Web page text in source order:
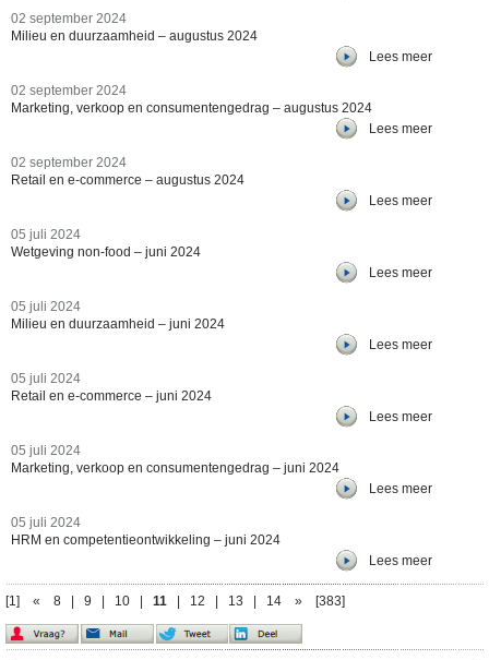
02 september 2024
Milieu en duurzaamheid – augustus 2024
Lees meer
02 september 2024
Marketing, verkoop en consumentengedrag – augustus 2024
Lees meer
02 september 2024
Retail en e-commerce – augustus 2024
Lees meer
05 juli 2024
Wetgeving non-food – juni 2024
Lees meer
05 juli 2024
Milieu en duurzaamheid – juni 2024
Lees meer
05 juli 2024
Retail en e-commerce – juni 2024
Lees meer
05 juli 2024
Marketing, verkoop en consumentengedrag – juni 2024
Lees meer
05 juli 2024
HRM en competentieontwikkeling – juni 2024
Lees meer
[1] « 8 9 10 11 12 13 14 » [383]